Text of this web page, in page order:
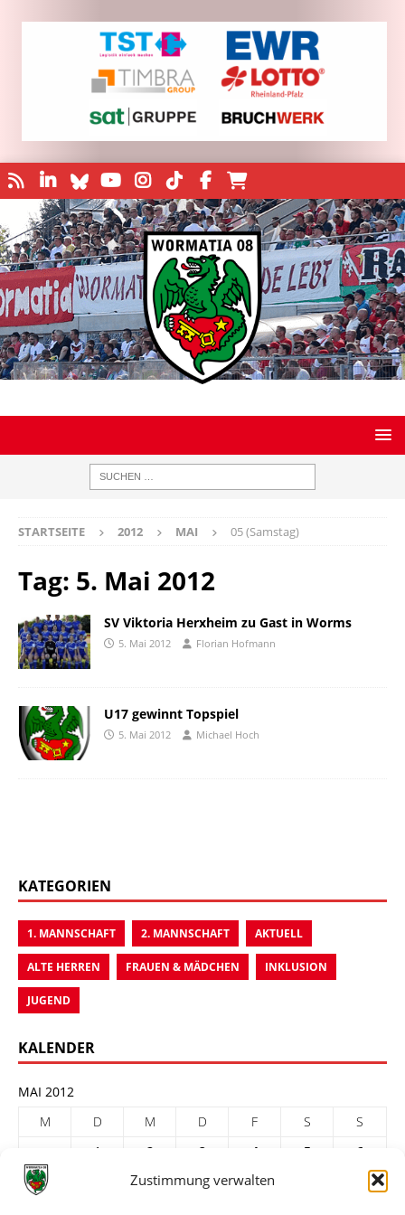
Zustimmung verwalten
STARTSEITE 2012 MAI 05 (Samstag)
Tag: 5. Mai 2012
SV Viktoria Herxheim zu Gast in Worms
5. Mai 2012 Florian Hofmann
U17 gewinnt Topspiel
5. Mai 2012 Michael Hoch
KATEGORIEN
1. MANNSCHAFT 2. MANNSCHAFT AKTUELL
ALTE HERREN FRAUEN & MÄDCHEN INKLUSION
JUGEND
KALENDER
MAI 2012
M
D M D F S
S
1
2 3 4 5
6
7
9 10 11